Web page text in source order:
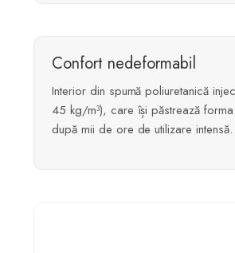
Confort nedeformabil
Interior din spumă poliuretanică
45 kg/m³), care își păstrează
după mii de ore de utilizare intensă.